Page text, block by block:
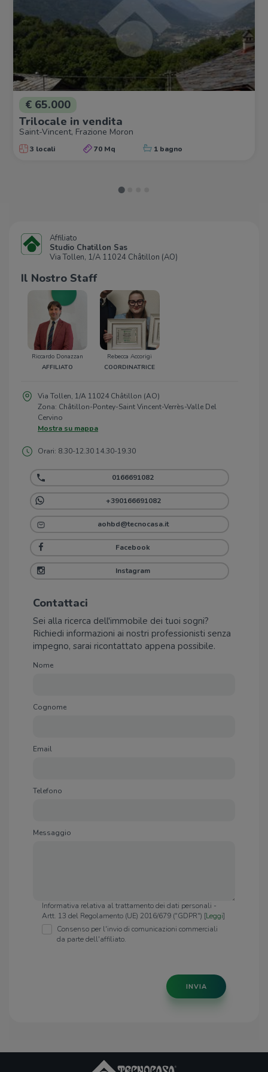
€ 65.000
Trilocale in vendita
Saint-Vincent, Frazione Moron
3 locali 70 Mq 1 bagno
Affiliato
Studio Chatillon Sas
Via Tollen, 1/A 11024 Châtillon (AO)
Il Nostro Staff
Riccardo Donazzan
AFFILIATO
Rebecca Accorigi
COORDINATRICE
Via Tollen, 1/A 11024 Châtillon (AO)
Zona: Châtillon-Pontey-Saint Vincent-Verrès-Valle Del
Cervino
Mostra su mappa
Orari: 8.30-12.30 14.30-19.30
0166691082
+390166691082
aohbd@tecnocasa.it
Facebook
Instagram
Contattaci
Sei alla ricerca dell'immobile dei tuoi sogni?
Richiedi informazioni ai nostri professionisti senza
impegno, sarai ricontattato appena possibile.
Nome
Cognome
Email
Telefono
Messaggio
Informativa relativa al trattamento dei dati personali -
Artt. 13 del Regolamento (UE) 2016/679 ("GDPR") [Leggi]
Consenso per l'invio di comunicazioni commerciali
da parte dell'affiliato.
INVIA